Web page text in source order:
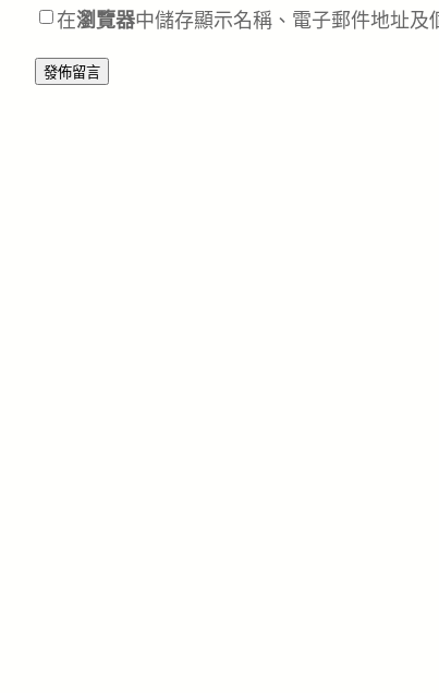
在瀏覽器中儲存顯示名稱、電子郵件地址及